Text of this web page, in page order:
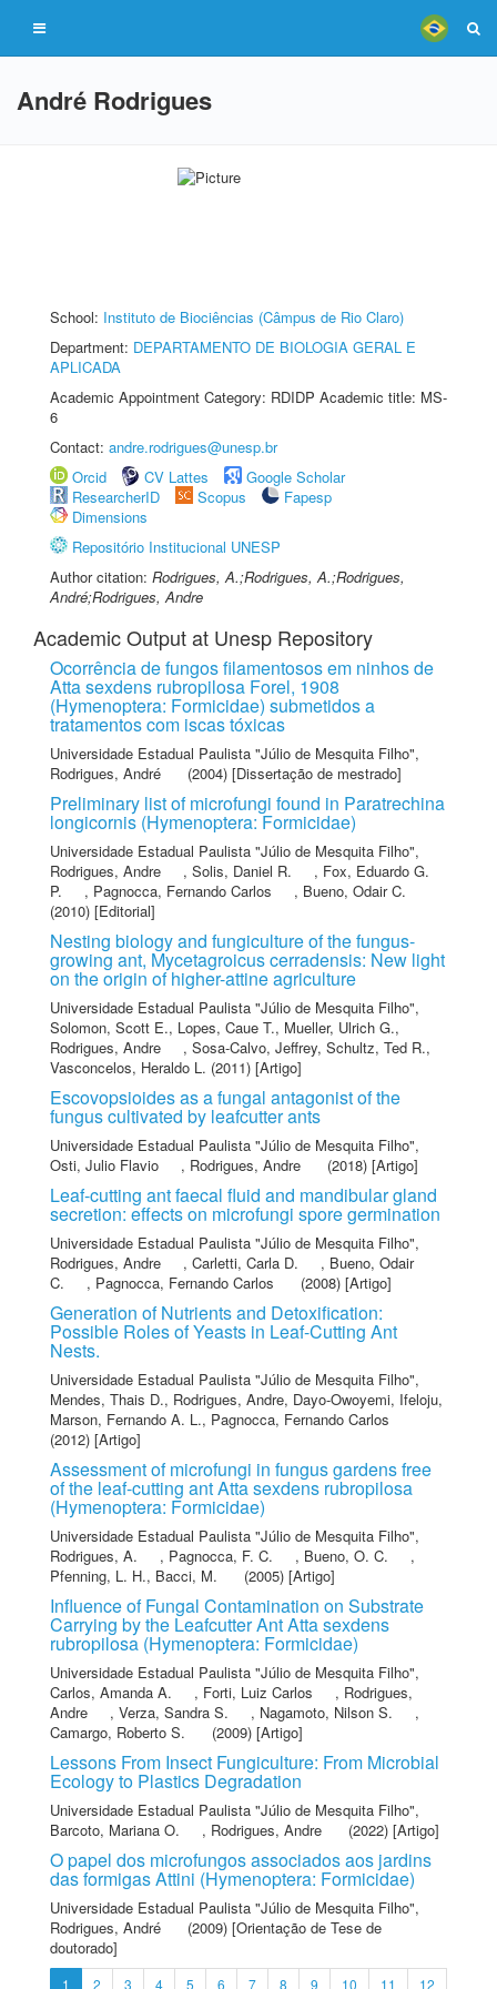
André Rodrigues
School: Instituto de Biociências (Câmpus de Rio Claro)
Department: DEPARTAMENTO DE BIOLOGIA GERAL E
APLICADA
Academic Appointment Category: RDIDP Academic title: MS-
6
Contact: andre.rodrigues@unesp.br
Orcid
CV Lattes
Google Scholar
ResearcherID
Scopus
Fapesp
Dimensions
Repositório Institucional UNESP
Author citation: Rodrigues, A.;Rodrigues, A.;Rodrigues,
André;Rodrigues, Andre
Academic Output at Unesp Repository
Ocorrência de fungos filamentosos em ninhos de
Atta sexdens rubropilosa Forel, 1908
(Hymenoptera: Formicidae) submetidos a
tratamentos com iscas tóxicas
Universidade Estadual Paulista "Júlio de Mesquita Filho",
Rodrigues, André
(2004) [Dissertação de mestrado]
Preliminary list of microfungi found in Paratrechina
longicornis (Hymenoptera: Formicidae)
Universidade Estadual Paulista "Júlio de Mesquita Filho",
Rodrigues, Andre
, Solis, Daniel R. , Fox, Eduardo G.
P.
, Pagnocca, Fernando Carlos , Bueno, Odair C.
(2010) [Editorial]
Nesting biology and fungiculture of the fungus-
growing ant, Mycetagroicus cerradensis: New light
on the origin of higher-attine agriculture
Universidade Estadual Paulista "Júlio de Mesquita Filho",
Solomon, Scott E., Lopes, Caue T., Mueller, Ulrich G.,
Rodrigues, Andre
, Sosa-Calvo, Jeffrey, Schultz, Ted R.,
Vasconcelos, Heraldo L. (2011) [Artigo]
Escovopsioides as a fungal antagonist of the
fungus cultivated by leafcutter ants
Universidade Estadual Paulista "Júlio de Mesquita Filho",
Osti, Julio Flavio
, Rodrigues, Andre (2018) [Artigo]
Leaf-cutting ant faecal fluid and mandibular gland
secretion: effects on microfungi spore germination
Universidade Estadual Paulista "Júlio de Mesquita Filho",
Rodrigues, Andre
, Carletti, Carla D. , Bueno, Odair
C.
, Pagnocca, Fernando Carlos (2008) [Artigo]
Generation of Nutrients and Detoxification:
Possible Roles of Yeasts in Leaf-Cutting Ant
Nests.
Universidade Estadual Paulista "Júlio de Mesquita Filho",
Mendes, Thais D., Rodrigues, Andre, Dayo-Owoyemi, Ifeloju,
Marson, Fernando A. L., Pagnocca, Fernando Carlos
(2012) [Artigo]
Assessment of microfungi in fungus gardens free
of the leaf-cutting ant Atta sexdens rubropilosa
(Hymenoptera: Formicidae)
Universidade Estadual Paulista "Júlio de Mesquita Filho",
Rodrigues, A.
, Pagnocca, F. C. , Bueno, O. C.
,
Pfenning, L. H., Bacci, M. (2005) [Artigo]
Influence of Fungal Contamination on Substrate
Carrying by the Leafcutter Ant Atta sexdens
rubropilosa (Hymenoptera: Formicidae)
Universidade Estadual Paulista "Júlio de Mesquita Filho",
Carlos, Amanda A.
, Forti, Luiz Carlos , Rodrigues,
Andre
, Verza, Sandra S. , Nagamoto, Nilson S.
,
Camargo, Roberto S.
(2009) [Artigo]
Lessons From Insect Fungiculture: From Microbial
Ecology to Plastics Degradation
Universidade Estadual Paulista "Júlio de Mesquita Filho",
Barcoto, Mariana O.
, Rodrigues, Andre (2022) [Artigo]
O papel dos microfungos associados aos jardins
das formigas Attini (Hymenoptera: Formicidae)
Universidade Estadual Paulista "Júlio de Mesquita Filho",
Rodrigues, André
(2009) [Orientação de Tese de
doutorado]
1 2 3 4 5 6 7 8 9 10 11 12